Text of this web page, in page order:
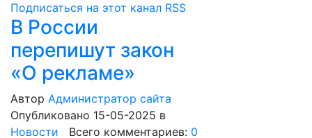
Подписаться на этот канал RSS
В России
перепишут закон
«О рекламе»
Автор Администратор сайта
Опубликовано 15-05-2025 в
Новости Всего комментариев: 0